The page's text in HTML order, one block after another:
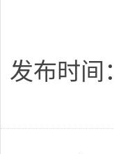
发布时